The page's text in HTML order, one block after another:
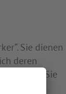
Sie dienen
deren
werden. Sie